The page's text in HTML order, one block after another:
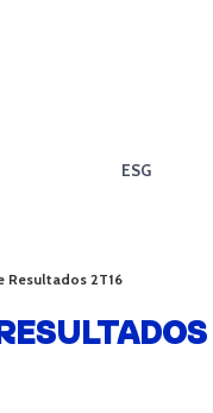
ESG
Resultados 2T16